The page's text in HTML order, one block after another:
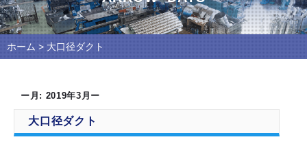
ホーム > 大口径ダクト
ー月: 2019年3月 ー
大口径ダクト